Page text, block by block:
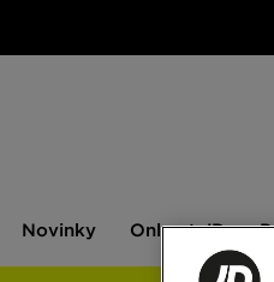
Novinky
JD
Only at JD